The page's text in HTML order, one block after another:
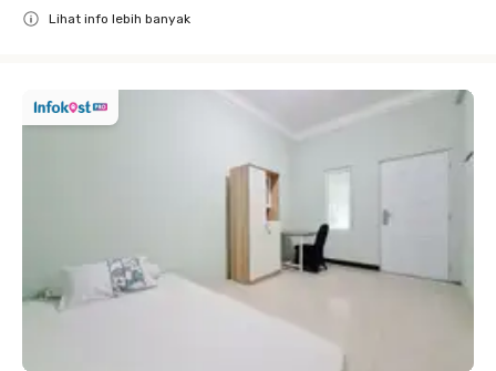
Lihat info lebih banyak